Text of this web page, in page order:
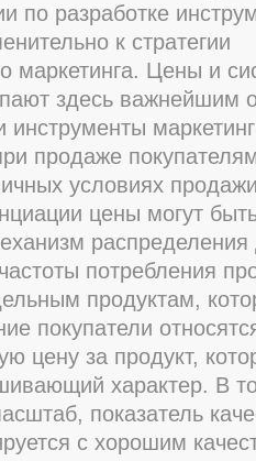
по разработке
к стратегии
маркетинга. Цены и
здесь важнейшим
продаже
условиях
цены могут
потребления
продуктам,
покупатели
цену за продукт,
характер. В
показатель
с хорошим